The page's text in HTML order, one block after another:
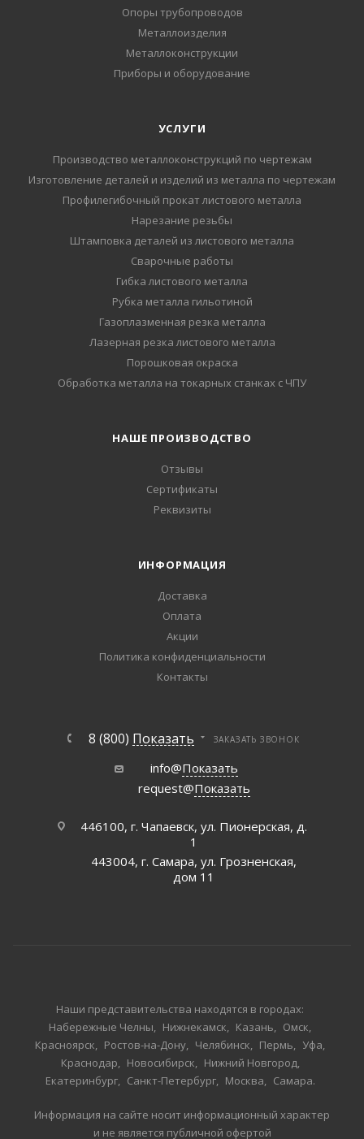
Опоры трубопроводов
Металлоизделия
Металлоконструкции
Приборы и оборудование
УСЛУГИ
Производство металлоконструкций по чертежам
Изготовление деталей и изделий из металла по чертежам
Профилегибочный прокат листового металла
Нарезание резьбы
Штамповка деталей из листового металла
Сварочные работы
Гибка листового металла
Рубка металла гильотиной
Газоплазменная резка металла
Лазерная резка листового металла
Порошковая окраска
Обработка металла на токарных станках с ЧПУ
НАШЕ ПРОИЗВОДСТВО
Отзывы
Сертификаты
Реквизиты
ИНФОРМАЦИЯ
Доставка
Оплата
Акции
Политика конфиденциальности
Контакты
8 (800) Показать ЗАКАЗАТЬ ЗВОНОК
info@Показать
request@Показать
446100, г. Чапаевск, ул. Пионерская, д.
1
443004, г. Самара, ул. Грозненская,
дом 11
Наши представительства находятся в городах:
Набережные Челны
Нижнекамск Казань
Омск
Красноярск
Ростов-на-Дону Челябинск Пермь
Уфа
Краснодар
Новосибирск
Нижний Новгород
Екатеринбург
Санкт-Петербург Москва Самара
Информация на сайте носит информационный характер
и не является публичной офертой